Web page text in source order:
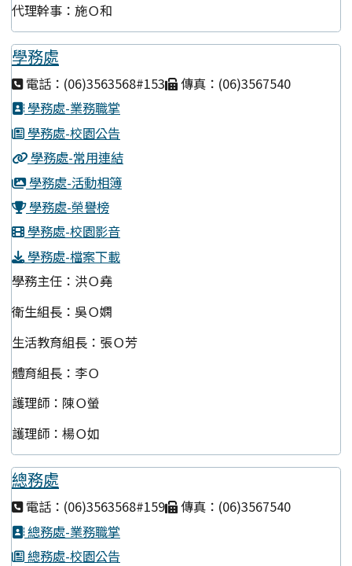
代理幹事：施Ｏ和
學務處
電話：(06)3563568#153
傳真：(06)3567540
學務處-業務職掌
學務處-校園公告
學務處-常用連結
學務處-活動相簿
學務處-榮譽榜
學務處-校園影音
學務處-檔案下載
學務主任：洪Ｏ堯
衛生組長：吳Ｏ嫻
生活教育組長：張Ｏ芳
體育組長：李Ｏ
護理師：陳Ｏ螢
護理師：楊Ｏ如
總務處
電話：(06)3563568#159
傳真：(06)3567540
總務處-業務職掌
總務處-校園公告